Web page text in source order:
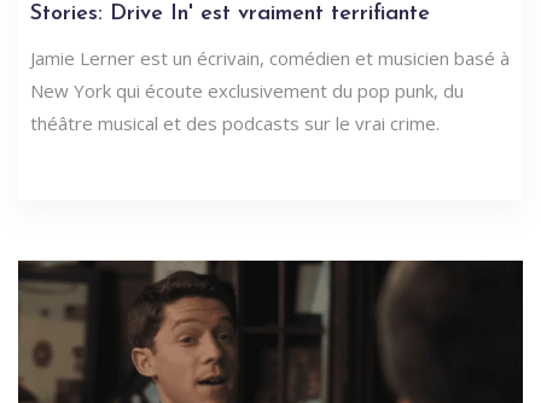
Stories: Drive In' est vraiment terrifiante
Jamie Lerner est un écrivain, comédien et musicien basé à
New York qui écoute exclusivement du pop punk, du
théâtre musical et des podcasts sur le vrai crime.